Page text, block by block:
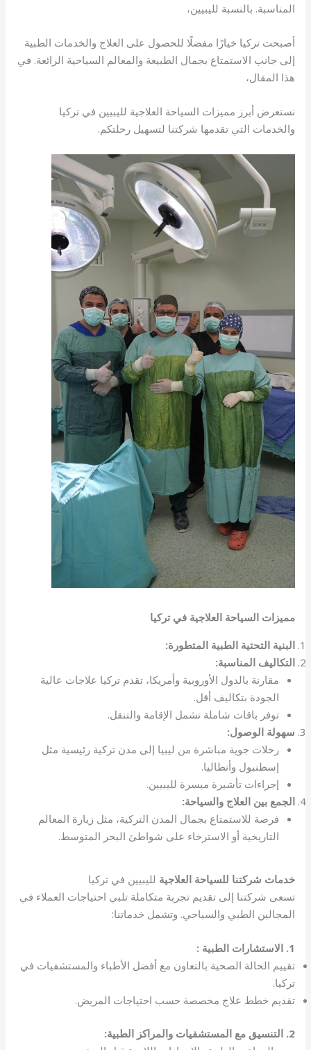
المناسبة. بالنسبة لليبيين،
أصبحت تركيا خيارًا مفضلًا للحصول على العلاج والخدمات الطبية
إلى جانب الاستمتاع بجمال الطبيعة والمعالم السياحية الرائعة. في
هذا المقال،
نستعرض أبرز مميزات السياحة العلاجية لليبيين في تركيا
والخدمات التي تقدمها شركتنا لتسهيل رحلتكم.
مميزات السياحة العلاجية في تركيا
البنية التحتية الطبية المتطورة:
التكاليف المناسبة:
مقارنة بالدول الأوروبية وأمريكا، تقدم تركيا علاجات عالية
الجودة بتكاليف أقل.
توفر باقات شاملة تشمل الإقامة والتنقل.
سهولة الوصول:
رحلات جوية مباشرة من ليبيا إلى مدن تركية رئيسية مثل
إسطنبول وأنطاليا.
إجراءات تأشيرة ميسرة لليبيين.
الجمع بين العلاج والسياحة:
فرصة للاستمتاع بجمال المدن التركية، مثل زيارة المعالم
التاريخية أو الاسترخاء على شواطئ البحر المتوسط.
خدمات شركتنا للسياحة العلاجية لليبيين في تركيا
تسعى شركتنا إلى تقديم تجربة متكاملة تلبي احتياجات العملاء في
المجالين الطبي والسياحي. وتشمل خدماتنا:
1. الاستشارات الطبية :
تقييم الحالة الصحية بالتعاون مع أفضل الأطباء والمستشفيات في
تركيا.
تقديم خطط علاج مخصصة حسب احتياجات المريض.
2. التنسيق مع المستشفيات والمراكز الطبية: